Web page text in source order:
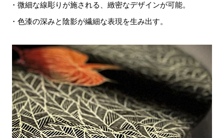
・微細な線彫りが施される、緻密なデザインが可能。
・色漆の深みと陰影が繊細な表現を生み出す。